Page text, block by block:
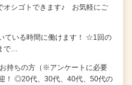
オシゴトできます♪ お気軽にご
ている時間に働けます！ ☆1回の
で…
持ちの方（※アンケートに必要
！ ◎20代、30代、40代、50代の